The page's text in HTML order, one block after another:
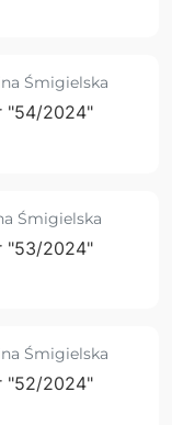
Śmigielska
"54/2024"
Śmigielska
"53/2024"
Śmigielska
"52/2024"